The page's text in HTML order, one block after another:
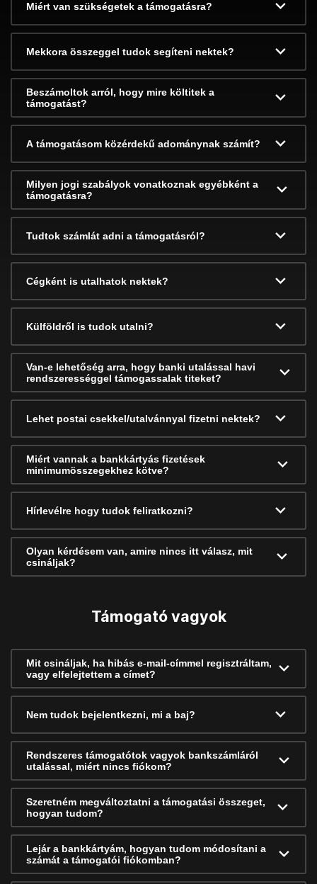
Miért van szükségetek a támogatásra?
Mekkora összeggel tudok segíteni nektek?
Beszámoltok arról, hogy mire költitek a
támogatást?
A támogatásom közérdekű adománynak számít?
Milyen jogi szabályok vonatkoznak egyébként a
támogatásra?
Tudtok számlát adni a támogatásról?
Cégként is utalhatok nektek?
Külföldről is tudok utalni?
Van-e lehetőség arra, hogy banki utalással havi
rendszerességgel támogassalak titeket?
Lehet postai csekkel/utalvánnyal fizetni nektek?
Miért vannak a bankkártyás fizetések
minimumösszegekhez kötve?
Hírlevélre hogy tudok feliratkozni?
Olyan kérdésem van, amire nincs itt válasz, mit
csináljak?
Támogató vagyok
Mit csináljak, ha hibás e-mail-címmel regisztráltam,
vagy elfelejtettem a címet?
Nem tudok bejelentkezni, mi a baj?
Rendszeres támogatótok vagyok bankszámláról
utalással, miért nincs fiókom?
Szeretném megváltoztatni a támogatási összeget,
hogyan tudom?
Lejár a bankkártyám, hogyan tudom módosítani a
számát a támogatói fiókomban?